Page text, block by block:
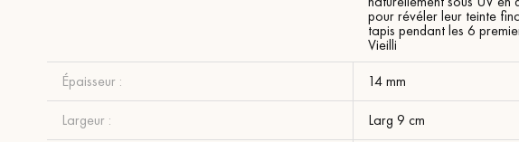
pour révéler leur teinte
tapis pendant les 6
Vieilli
Épaisseur :
14 mm
Largeur : Larg 9 cm